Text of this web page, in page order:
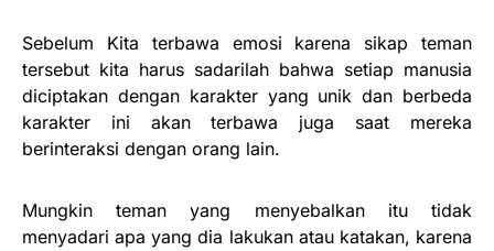
Sebelum Kita terbawa emosi karena sikap teman
tersebut kita harus sadarilah bahwa setiap manusia
diciptakan dengan karakter yang unik dan berbeda
karakter ini akan terbawa juga saat mereka
berinteraksi dengan orang lain.
Mungkin teman yang menyebalkan itu tidak
menyadari apa yang dia lakukan atau katakan, karena